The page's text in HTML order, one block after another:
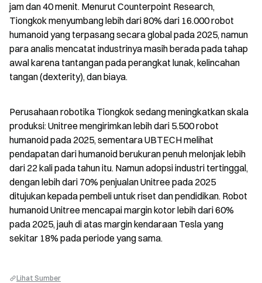
jam dan 40 menit. Menurut Counterpoint Research,
Tiongkok menyumbang lebih dari 80% dari 16.000 robot
humanoid yang terpasang secara global pada 2025, namun
para analis mencatat industrinya masih berada pada tahap
awal karena tantangan pada perangkat lunak, kelincahan
tangan (dexterity), dan biaya.
Perusahaan robotika Tiongkok sedang meningkatkan skala
produksi: Unitree mengirimkan lebih dari 5.500 robot
humanoid pada 2025, sementara UBTECH melihat
pendapatan dari humanoid berukuran penuh melonjak lebih
dari 22 kali pada tahun itu. Namun adopsi industri tertinggal,
dengan lebih dari 70% penjualan Unitree pada 2025
ditujukan kepada pembeli untuk riset dan pendidikan. Robot
humanoid Unitree mencapai margin kotor lebih dari 60%
pada 2025, jauh di atas margin kendaraan Tesla yang
sekitar 18% pada periode yang sama.
Lihat Sumber